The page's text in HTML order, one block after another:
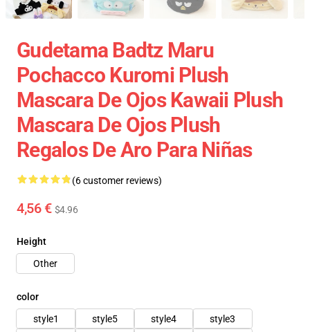
Gudetama Badtz Maru
Pochacco Kuromi Plush
Mascara De Ojos Kawaii Plush
Mascara De Ojos Plush
Regalos De Aro Para Niñas
(6 customer reviews)
4,56 € $4.96
Height
Other
color
style1
style5 style4
style3